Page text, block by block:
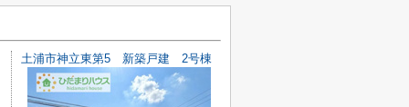
土浦市神立東第5 新築戸建 2号棟